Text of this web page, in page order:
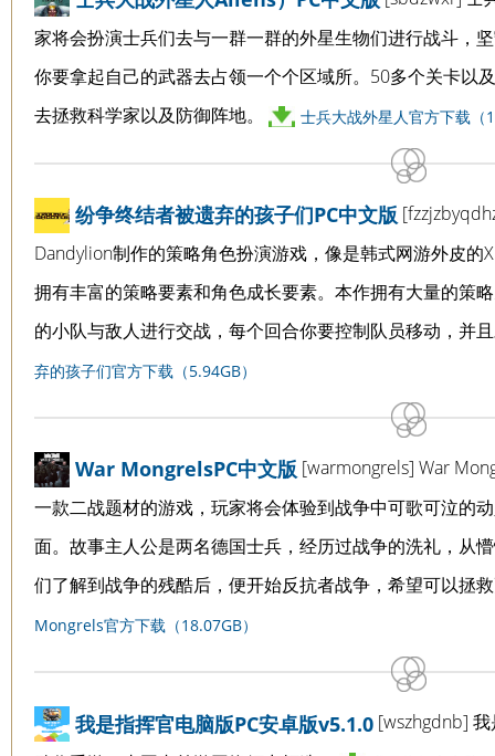
家将会扮演士兵们去与一群一群的外星生物们进行战斗，
你要拿起自己的武器去占领一个个区域所。50多个关卡以
去拯救科学家以及防御阵地。
士兵大战外星人官方下载（
纷争终结者被遗弃的孩子们PC中文版
Dandylion制作的策略角色扮演游戏，像是韩式网游外皮的
拥有丰富的策略要素和角色成长要素。本作拥有大量的策
的小队与敌人进行交战，每个回合你要控制队员移动，并
弃的孩子们官方下载（5.94GB）
War MongrelsPC中文版 [warmongrels] War
一款二战题材的游戏，玩家将会体验到战争中可歌可泣的
面。故事主人公是两名德国士兵，经历过战争的洗礼，从
们了解到战争的残酷后，便开始反抗者战争，希望可以拯
Mongrels官方下载（18.07GB）
我是指挥官电脑版PC安卓版v5.1.0 [wszhgdnb]